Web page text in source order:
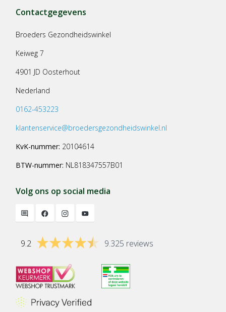
Contactgegevens
Broeders Gezondheidswinkel
Keiweg 7
4901 JD Oosterhout
Nederland
0162-453223
klantenservice@broedersgezondheidswinkel.nl
KvK-nummer: 20104614
BTW-nummer: NL818347557B01
Volg ons op social media
9.2 9.325 reviews